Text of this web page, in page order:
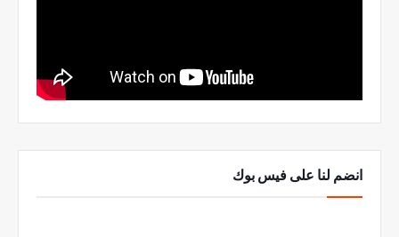
انضم لنا على فيس بوك